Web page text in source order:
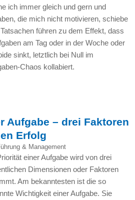
ich immer gleich und gern und
die mich nicht motivieren, schiebe
führen zu dem Effekt, dass
am Tag oder in der Woche oder
sinkt, letztlich bei Null im
Chaos kollabiert.
Aufgabe – drei Faktoren
Erfolg
& Management
einer Aufgabe wird von drei
Dimensionen oder Faktoren
Am bekanntesten ist die so
Wichtigkeit einer Aufgabe. Sie